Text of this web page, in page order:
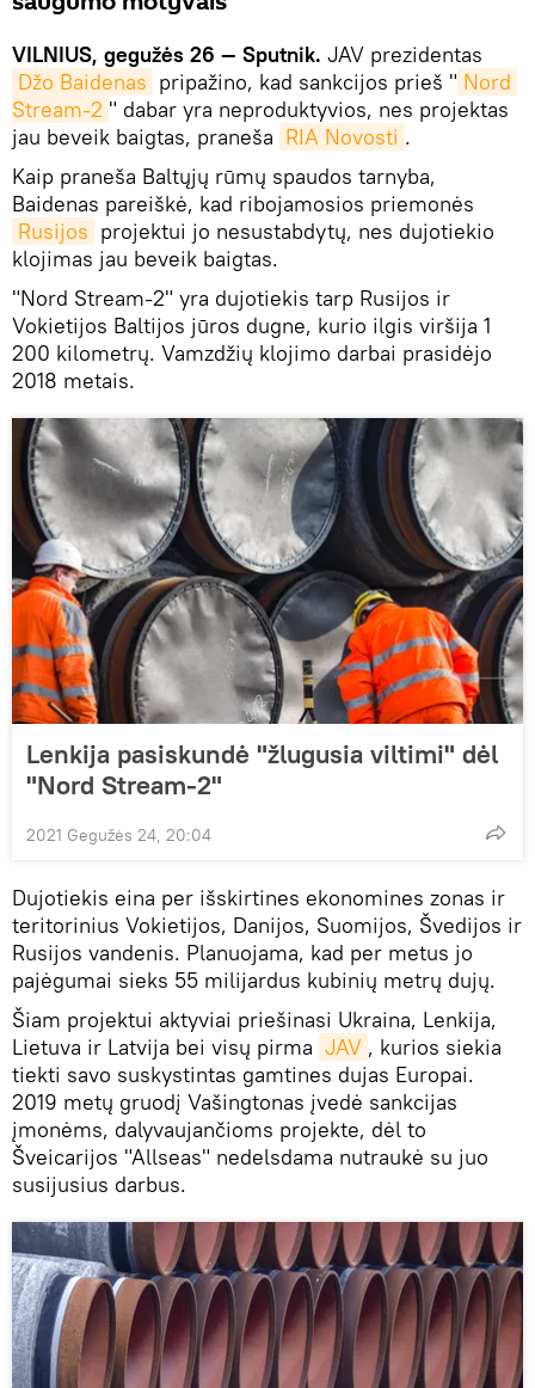
VILNIUS, gegužės 26 — Sputnik. JAV prezidentas
Džo Baidenas pripažino, kad sankcijos prieš " Nord
Stream-2 " dabar yra neproduktyvios, nes projektas
jau beveik baigtas, praneša RIA Novosti .
Kaip praneša Baltųjų rūmų spaudos tarnyba,
Baidenas pareiškė, kad ribojamosios priemonės
Rusijos projektui jo nesustabdytų, nes dujotiekio
klojimas jau beveik baigtas.
"Nord Stream-2" yra dujotiekis tarp Rusijos ir
Vokietijos Baltijos jūros dugne, kurio ilgis viršija 1
200 kilometrų. Vamzdžių klojimo darbai prasidėjo
2018 metais.
Lenkija pasiskundė "žlugusia viltimi" dėl
"Nord Stream-2"
2021 Gegužės 24, 20:04
Dujotiekis eina per išskirtines ekonomines zonas ir
teritorinius Vokietijos, Danijos, Suomijos, Švedijos ir
Rusijos vandenis. Planuojama, kad per metus jo
pajėgumai sieks 55 milijardus kubinių metrų dujų.
Šiam projektui aktyviai priešinasi Ukraina, Lenkija,
Lietuva ir Latvija bei visų pirma JAV , kurios siekia
tiekti savo suskystintas gamtines dujas Europai.
2019 metų gruodį Vašingtonas įvedė sankcijas
įmonėms, dalyvaujančioms projekte, dėl to
Šveicarijos "Allseas" nedelsdama nutraukė su juo
susijusius darbus.